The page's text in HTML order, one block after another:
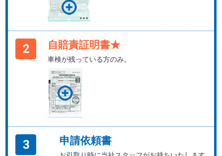
自賠責証明書★
車検が残っている方のみ。
申請依頼書